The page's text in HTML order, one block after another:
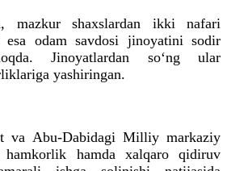
mazkur shaxslardan ikki nafari
odam savdosi jinoyatini sodir
Jinoyatlardan soʻng ular
yashiringan.
va Abu-Dabidagi Milliy markaziy
hamkorlik hamda xalqaro qidiruv